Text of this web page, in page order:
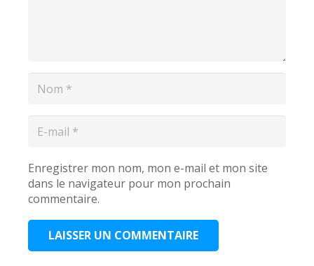
Enregistrer mon nom, mon e-mail et mon site
dans le navigateur pour mon prochain
commentaire.
LAISSER UN COMMENTAIRE